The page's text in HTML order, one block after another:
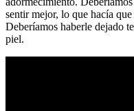
sentir mejor, lo que hacía
Deberíamos haberle dejado
piel.